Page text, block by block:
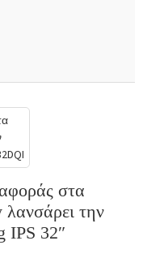
στα
την
IPS 32″